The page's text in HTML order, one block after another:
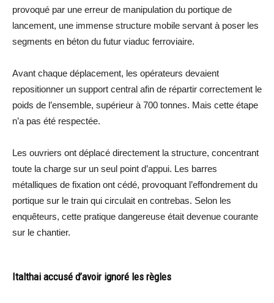
provoqué par une erreur de manipulation du portique de
lancement, une immense structure mobile servant à poser les
segments en béton du futur viaduc ferroviaire.
Avant chaque déplacement, les opérateurs devaient
repositionner un support central afin de répartir correctement le
poids de l’ensemble, supérieur à 700 tonnes. Mais cette étape
n’a pas été respectée.
Les ouvriers ont déplacé directement la structure, concentrant
toute la charge sur un seul point d’appui. Les barres
métalliques de fixation ont cédé, provoquant l’effondrement du
portique sur le train qui circulait en contrebas. Selon les
enquêteurs, cette pratique dangereuse était devenue courante
sur le chantier.
Italthai accusé d’avoir ignoré les règles